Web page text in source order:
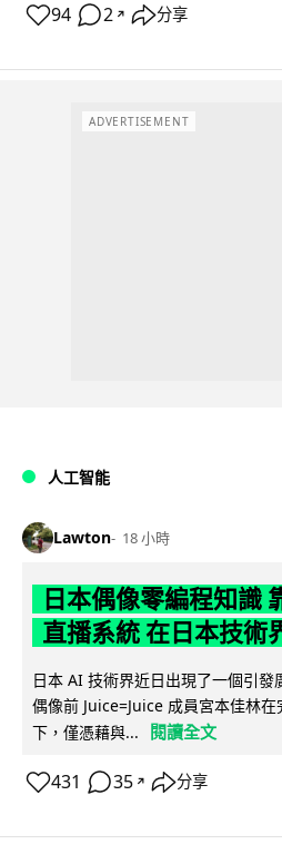
94 2 ↗ 分享
ADVERTISEMENT
人工智能
Lawton 18 小時
日本偶像零編程知識
直播系統 在日本技術
日本 AI 技術界近日出現了一個引
偶像前 Juice=Juice 成員宮本佳林
下，僅憑藉與...
閱讀全文
431 35 ↗ 分享